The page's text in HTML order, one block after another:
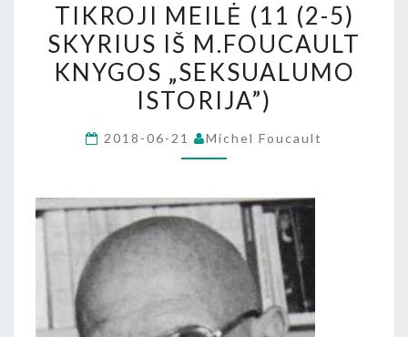
MEILĖ
(11
(2-
5)
SKYRIUS
IŠ
„SEKSUALUMO
ISTORIJA”)
TIKROJI MEILĖ (11 (2-5)
SKYRIUS IŠ M.FOUCAULT
KNYGOS „SEKSUALUMO
ISTORIJA”)
2018-06-21 Michel Foucault